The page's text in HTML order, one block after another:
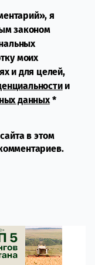
я
законом
моих
и для целей,
и
данных*
в этом